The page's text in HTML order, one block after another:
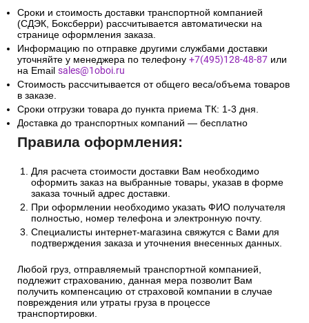
Сроки и стоимость доставки транспортной компанией
(СДЭК, Боксберри) рассчитывается автоматически на
странице оформления заказа.
Информацию по отправке другими службами доставки
уточняйте у менеджера по телефону +7(495)128-48-87 или
на Email sales@1oboi.ru
Стоимость рассчитывается от общего веса/объема товаров
в заказе.
Сроки отгрузки товара до пункта приема ТК: 1-3 дня.
Доставка до транспортных компаний — бесплатно
Правила оформления:
Для расчета стоимости доставки Вам необходимо
оформить заказ на выбранные товары, указав в форме
заказа точный адрес доставки.
При оформлении необходимо указать ФИО получателя
полностью, номер телефона и электронную почту.
Специалисты интернет-магазина свяжутся с Вами для
подтверждения заказа и уточнения внесенных данных.
Любой груз, отправляемый транспортной компанией,
подлежит страхованию, данная мера позволит Вам
получить компенсацию от страховой компании в случае
повреждения или утраты груза в процессе
транспортировки.